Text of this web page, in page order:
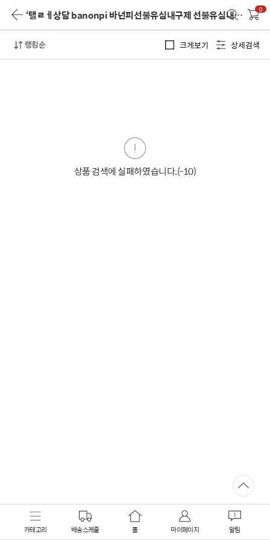
‘탤ㄹㅔ상담 banonpi 바넌피선불유심내구제 선불유심내구제20만원 연체자소액급전대출 하동군장기연체자비대면소액급전대출 핸드폰소액의결제대출’ 0
랭킹순 크게보기 상세검색
상품 검색에 실패하였습니다.(-10)
카테고리 배송스케줄 홈 마이페이지 알림